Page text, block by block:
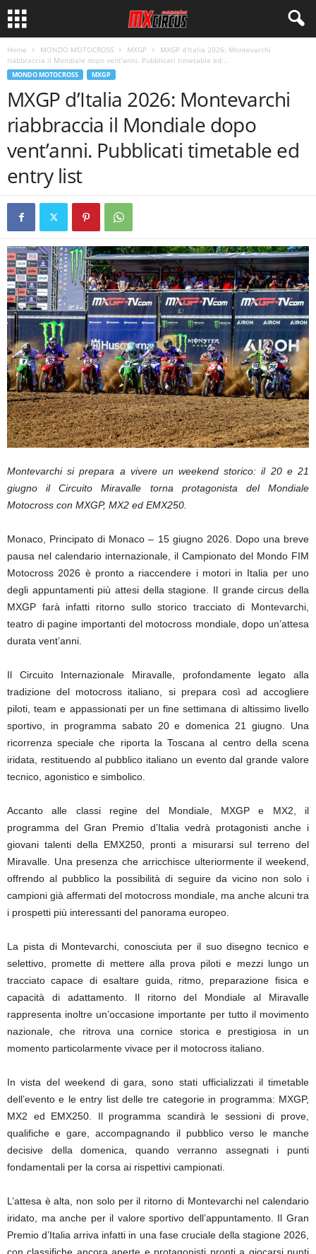
Home MONDO MOTOCROSS MXGP
MXGP d’Italia 2026: Montevarchi
riabbraccia il Mondiale dopo vent’anni. Pubblicati timetable ed...
MONDO MOTOCROSS MXGP
MXGP d’Italia 2026: Montevarchi
riabbraccia il Mondiale dopo
vent’anni. Pubblicati timetable ed
entry list
Montevarchi si prepara a vivere un weekend storico: il 20 e 21
giugno il Circuito Miravalle torna protagonista del Mondiale
Motocross con MXGP, MX2 ed EMX250.
Monaco, Principato di Monaco – 15 giugno 2026. Dopo una breve
pausa nel calendario internazionale, il Campionato del Mondo FIM
Motocross 2026 è pronto a riaccendere i motori in Italia per uno
degli appuntamenti più attesi della stagione. Il grande circus della
MXGP farà infatti ritorno sullo storico tracciato di Montevarchi,
teatro di pagine importanti del motocross mondiale, dopo un’attesa
durata vent’anni.
Il Circuito Internazionale Miravalle, profondamente legato alla
tradizione del motocross italiano, si prepara così ad accogliere
piloti, team e appassionati per un fine settimana di altissimo livello
sportivo, in programma sabato 20 e domenica 21 giugno. Una
ricorrenza speciale che riporta la Toscana al centro della scena
iridata, restituendo al pubblico italiano un evento dal grande valore
tecnico, agonistico e simbolico.
Accanto alle classi regine del Mondiale, MXGP e MX2, il
programma del Gran Premio d’Italia vedrà protagonisti anche i
giovani talenti della EMX250, pronti a misurarsi sul terreno del
Miravalle. Una presenza che arricchisce ulteriormente il weekend,
offrendo al pubblico la possibilità di seguire da vicino non solo i
campioni già affermati del motocross mondiale, ma anche alcuni tra
i prospetti più interessanti del panorama europeo.
La pista di Montevarchi, conosciuta per il suo disegno tecnico e
selettivo, promette di mettere alla prova piloti e mezzi lungo un
tracciato capace di esaltare guida, ritmo, preparazione fisica e
capacità di adattamento. Il ritorno del Mondiale al Miravalle
rappresenta inoltre un’occasione importante per tutto il movimento
nazionale, che ritrova una cornice storica e prestigiosa in un
momento particolarmente vivace per il motocross italiano.
In vista del weekend di gara, sono stati ufficializzati il timetable
dell’evento e le entry list delle tre categorie in programma: MXGP,
MX2 ed EMX250. Il programma scandirà le sessioni di prove,
qualifiche e gare, accompagnando il pubblico verso le manche
decisive della domenica, quando verranno assegnati i punti
fondamentali per la corsa ai rispettivi campionati.
L’attesa è alta, non solo per il ritorno di Montevarchi nel calendario
iridato, ma anche per il valore sportivo dell’appuntamento. Il Gran
Premio d’Italia arriva infatti in una fase cruciale della stagione 2026,